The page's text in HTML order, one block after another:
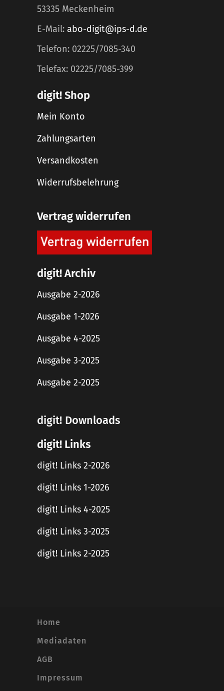
53335 Meckenheim
E-Mail: abo-digit@ips-d.de
Telefon: 02225/7085-340
Telefax: 02225/7085-399
digit! Shop
Mein Konto
Zahlungsarten
Versandkosten
Widerrufsbelehrung
Vertrag widerrufen
digit! Archiv
Ausgabe 2-2026
Ausgabe 1-2026
Ausgabe 4-2025
Ausgabe 3-2025
Ausgabe 2-2025
digit! Downloads
digit! Links
digit! Links 2-2026
digit! Links 1-2026
digit! Links 4-2025
digit! Links 3-2025
digit! Links 2-2025
Home
Mediadaten
AGB
Impressum